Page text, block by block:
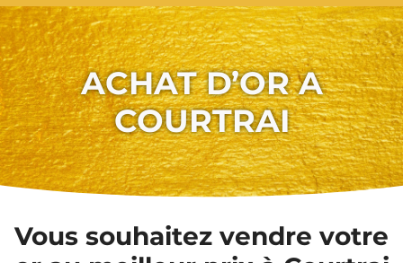
ACHAT D’OR A
COURTRAI
Vous souhaitez vendre votre